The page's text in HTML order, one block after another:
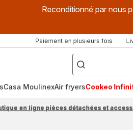
Reconditionné par nous
Paiement en plusieurs fois
["Que
recherchez-
vous
?",
fryer",
"Companion"]
Casa MoulinexAir fryersCookeo
en ligne pièces détachées et